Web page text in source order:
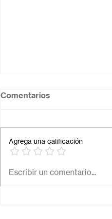
Necesito una secundaria
Comentarios
Agrega una calificación
Escribir un comentario...